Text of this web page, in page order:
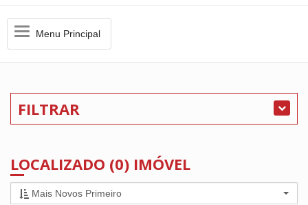
MenuMenu Principal
FILTRAR
LOCALIZADO (0) IMÓVEL
Mais Novos Primeiro